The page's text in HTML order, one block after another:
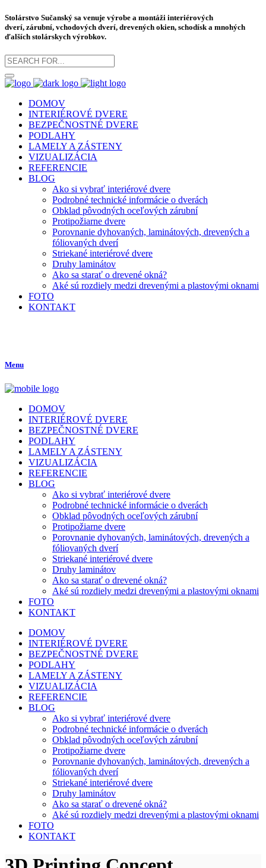
Stolárstvo Sučanský sa venuje výrobe a montáži interiérových
dverí, zárubní, vchodových dverí, drevených okien, schodísk a mnohých
ďalších stolárskych výrobkov.
DOMOV
INTERIÉROVÉ DVERE
BEZPEČNOSTNÉ DVERE
PODLAHY
LAMELY A ZÁSTENY
VIZUALIZÁCIA
REFERENCIE
BLOG
Ako si vybrať interiérové dvere
Podrobné technické informácie o dverách
Obklad pôvodných oceľových zárubní
Protipožiarne dvere
Porovnanie dyhovaných, laminátových, drevených a
fóliovaných dverí
Striekané interiérové dvere
Druhy laminátov
Ako sa starať o drevené okná?
Aké sú rozdiely medzi drevenými a plastovými oknami
FOTO
KONTAKT
Menu
DOMOV
INTERIÉROVÉ DVERE
BEZPEČNOSTNÉ DVERE
PODLAHY
LAMELY A ZÁSTENY
VIZUALIZÁCIA
REFERENCIE
BLOG
Ako si vybrať interiérové dvere
Podrobné technické informácie o dverách
Obklad pôvodných oceľových zárubní
Protipožiarne dvere
Porovnanie dyhovaných, laminátových, drevených a
fóliovaných dverí
Striekané interiérové dvere
Druhy laminátov
Ako sa starať o drevené okná?
Aké sú rozdiely medzi drevenými a plastovými oknami
FOTO
KONTAKT
DOMOV
INTERIÉROVÉ DVERE
BEZPEČNOSTNÉ DVERE
PODLAHY
LAMELY A ZÁSTENY
VIZUALIZÁCIA
REFERENCIE
BLOG
Ako si vybrať interiérové dvere
Podrobné technické informácie o dverách
Obklad pôvodných oceľových zárubní
Protipožiarne dvere
Porovnanie dyhovaných, laminátových, drevených a
fóliovaných dverí
Striekané interiérové dvere
Druhy laminátov
Ako sa starať o drevené okná?
Aké sú rozdiely medzi drevenými a plastovými oknami
FOTO
KONTAKT